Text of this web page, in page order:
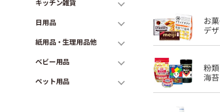
キッチン雑貨
日用品
紙用品・生理用品他
ベビー用品
ペット用品